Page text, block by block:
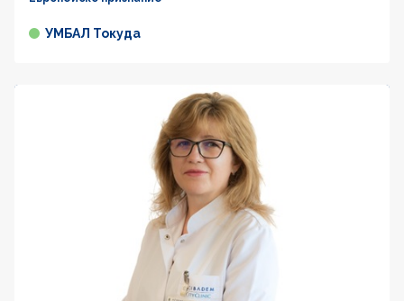
УМБАЛ Токуда